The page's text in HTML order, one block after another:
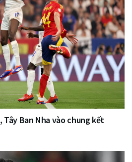
Tây Ban Nha vào chung kết